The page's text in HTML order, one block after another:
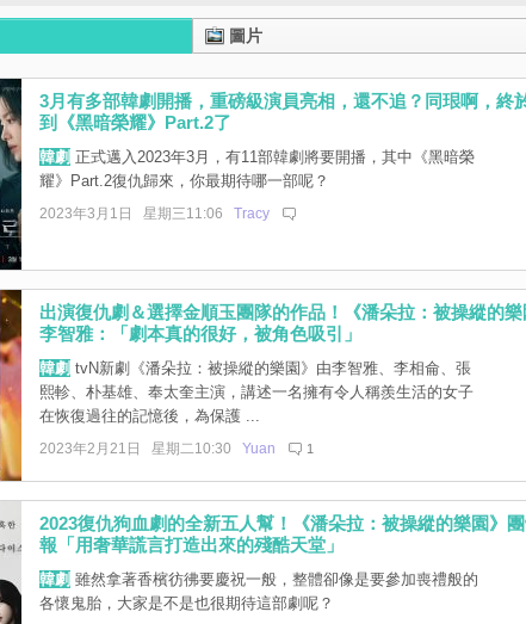
圖片
3月有多部韓劇開播，重磅級演員亮相，還不追？同珢啊，終
到《黑暗榮耀》Part.2了
韓劇 正式邁入2023年3月，有11部韓劇將要開播，其中《黑暗榮
耀》Part.2復仇歸來，你最期待哪一部呢？
2023年3月1日 星期三11:06 Tracy
出演復仇劇＆選擇金順玉團隊的作品！《潘朵拉：被操縱的樂
李智雅：「劇本真的很好，被角色吸引」
韓劇 tvN新劇《潘朵拉：被操縱的樂園》由李智雅、李相侖、張
熙軫、朴基雄、奉太奎主演，講述一名擁有令人稱羨生活的女子
在恢復過往的記憶後，為保護 ...
2023年2月21日 星期二10:30 Yuan 1
2023復仇狗血劇的全新五人幫！《潘朵拉：被操縱的樂園》
報「用奢華謊言打造出來的殘酷天堂」
韓劇 雖然拿著香檳彷彿要慶祝一般，整體卻像是要參加喪禮般的
各懷鬼胎，大家是不是也很期待這部劇呢？